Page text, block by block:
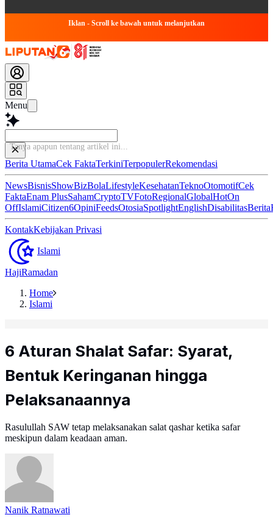
Iklan - Scroll ke bawah untuk melanjutkan
Menu
Tanya apapun tenta
Berita UtamaCek FaktaTerkiniTerpopulerRekomendasi
NewsBisnisShowBizBolaLifestyleKesehatanTeknoOtomotifCek
FaktaEnam PlusSahamCryptoTVFotoRegionalGlobalHotOn
OffIslamiCitizen6OpiniFeedsOtosiaSpotlightEnglishDisabilitasBerita
KontakKebijakan Privasi
Islami
HajiRamadan
Home
Islami
6 Aturan Shalat Safar: Syarat,
Bentuk Keringanan hingga
Pelaksanaannya
Rasulullah SAW tetap melaksanakan salat qashar ketika safar
meskipun dalam keadaan aman.
Nanik Ratnawati